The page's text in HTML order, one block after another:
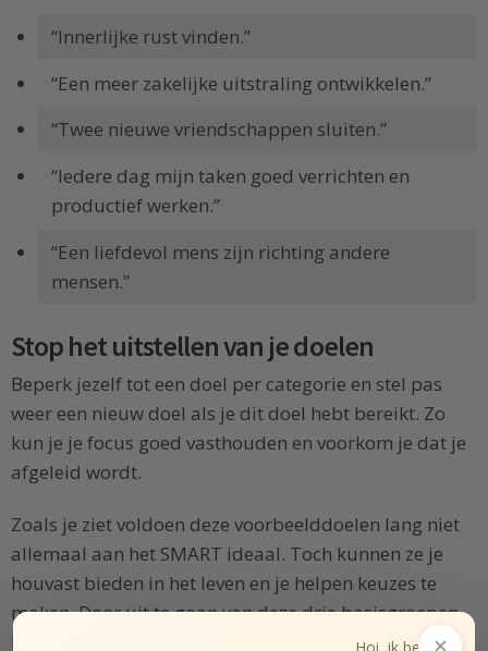
“Innerlijke rust vinden.”
“Een meer zakelijke uitstraling ontwikkelen.”
“Twee nieuwe vriendschappen sluiten.”
“Iedere dag mijn taken goed verrichten en
productief werken.”
“Een liefdevol mens zijn richting andere
mensen.”
Stop het uitstellen van je doelen
Beperk jezelf tot een doel per categorie en stel pas
weer een nieuw doel als je dit doel hebt bereikt. Zo
kun je je focus goed vasthouden en voorkom je dat je
afgeleid wordt.
Zoals je ziet voldoen deze voorbeelddoelen lang niet
allemaal aan het SMART ideaal. Toch kunnen ze je
houvast bieden in het leven en je helpen keuzes te
maken. Door uit te gaan van deze drie basisgroepen
kun je snel de voor jouw belangrijke doelen stellen en
×
Hoi, ik ben